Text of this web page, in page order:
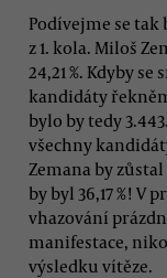
Podívejme se
z 1. kola. Miloš
24,21 %. Kdyby
kandidáty
bylo by tedy
všechny
Zemana by
by byl 36,17 %! V
vhazování
manifestace,
výsledku vítěze.